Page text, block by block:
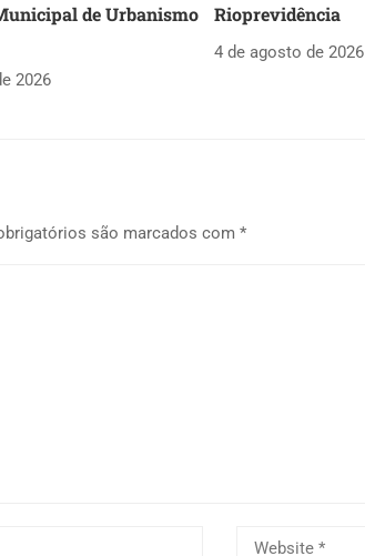
de Urbanismo
2026
Rioprevidência
4 de agosto de 2026
são marcados com *